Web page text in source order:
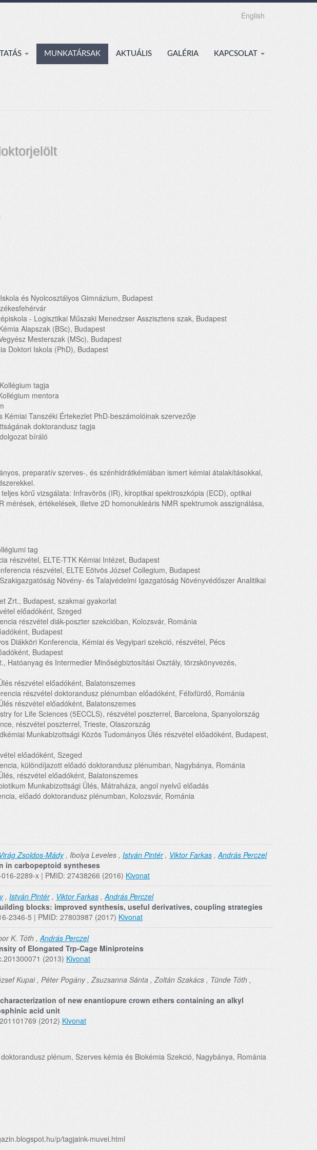
English
MUNKATÁRSAK AKTUÁLIS GALÉRIA KAPCSOLAT
és Nyolcosztályos Gimnázium, Budapest
- Logisztikai Műszaki Menedzser Asszisztens szak, Budapest
Alapszak (BSc), Budapest
Mesterszak (MSc), Budapest
Doktori Iskola (PhD), Budapest
tagja
mentora
Tanszéki Értekezlet PhD-beszámolóinak szervezője
doktorandusz tagja
bíráló
preparatív szerves-, és szénhidrátkémiában ismert kémiai átalakításokkal,
körű vizsgálata: Infravörös (IR), kiroptikai spektroszkópia (ECD), optikai
mérések, értékelések, illetve 2D homonukleáris NMR spektrumok asszignálása,
tag
részvétel, ELTE-TTK Kémiai Intézet, Budapest
részvétel, ELTE Eötvös József Collegium, Budapest
Növény- és Talajvédelmi Igazgatóság Növényvédőszer Analitikai
Zrt., Budapest, szakmai gyakorlat
előadóként, Szeged
részvétel diák-poszter szekcióban, Kolozsvár, Románia
Budapest
Diákköri Konferencia, Kémiai és Vegyipari szekció, részvétel, Pécs
Budapest
Hatóanyag és Intermedier Minőségbiztosítási Osztály, törzskönyvezés,
részvétel előadóként, Balatonszemes
részvétel doktorandusz plénumban előadóként, Félixfürdő, Románia
részvétel előadóként, Balatonszemes
for Life Sciences (5ECCLS), részvétel poszterrel, Barcelona, Spanyolország
részvétel poszterrel, Trieste, Olaszország
Munkabizottsági Közös Tudományos Ülés részvétel előadóként, Budapest,
előadóként, Szeged
különdíjazott előadó doktorandusz plénumban, Nagybánya, Románia
részvétel előadóként, Balatonszemes
Munkabizottsági Ülés, Mátraháza, angol nyelvű előadás
előadó doktorandusz plénumban, Kolozsvár, Románia
Zsoldos-Mády, Ibolya Leveles , István Pintér, Viktor Farkas ,András Perczel
in carbopeptoid syntheses
2289-x | PMID: 27438266 (2016) Kivonat
, István Pintér, Viktor Farkas ,András Perczel
blocks: improved synthesis, useful derivatives, coupling strategies
2346-5 | PMID: 27803987 (2017) Kivonat
K. Tóth ,András Perczel
of Elongated Trp-Cage Miniproteins
(2013) Kivonat
Kupai , Péter Pogány , Zsuzsanna Sánta , Zoltán Szakács , Tünde Tóth ,
of new enantiopure crown ethers containing an alkyl
acid unit
(2012) Kivonat
plénum, Szerves kémia és Biokémia Szekció, Nagybánya, Románia
p/tagjaink-muvei.html